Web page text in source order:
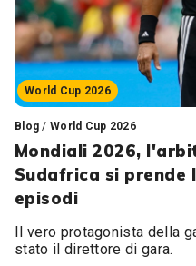
World Cup 2026
Blog / World Cup 2026
Mondiali 2026,
Sudafrica si prende
episodi
Il vero protagonista della
stato il direttore di gara.